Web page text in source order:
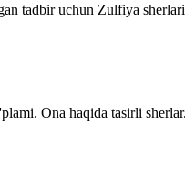
tadbir uchun Zulfiya
Ona haqida tasirli